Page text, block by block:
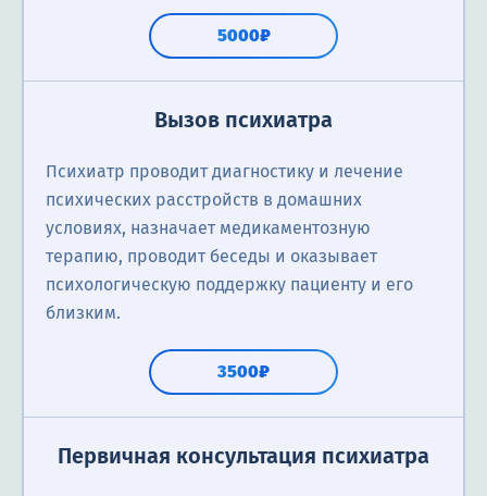
5000₽
Вызов психиатра
Психиатр проводит диагностику и лечение
психических расстройств в домашних
условиях, назначает медикаментозную
терапию, проводит беседы и оказывает
психологическую поддержку пациенту и его
близким.
3500₽
Первичная консультация психиатра